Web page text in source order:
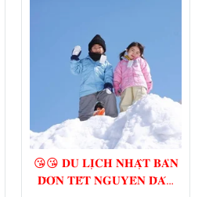
😘😘 𝐃𝐔 𝐋𝐈̣𝐂𝐇 𝐍𝐇𝐀̣̂𝐓 𝐁𝐀̉𝐍
𝐃̄𝐎́𝐍 𝐓𝐄̂́𝐓 𝐍𝐆𝐔𝐘𝐄̂𝐍 𝐃̄𝐀́𝐍